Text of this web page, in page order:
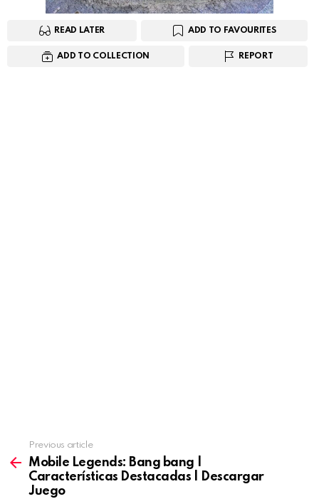
READ LATER ADD TO FAVOURITES
ADD TO COLLECTION REPORT
more
Previous article
Mobile Legends: Bang bang |
Características Destacadas | Descargar
Juego